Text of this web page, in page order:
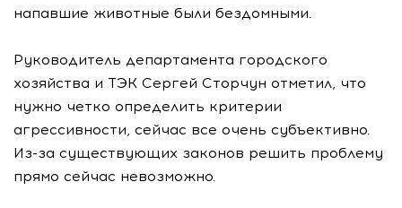
напавшие животные были бездомными.
Руководитель департамента городского
хозяйства и ТЭК Сергей Сторчун отметил, что
нужно четко определить критерии
агрессивности, сейчас все очень субъективно.
Из-за существующих законов решить проблему
прямо сейчас невозможно.